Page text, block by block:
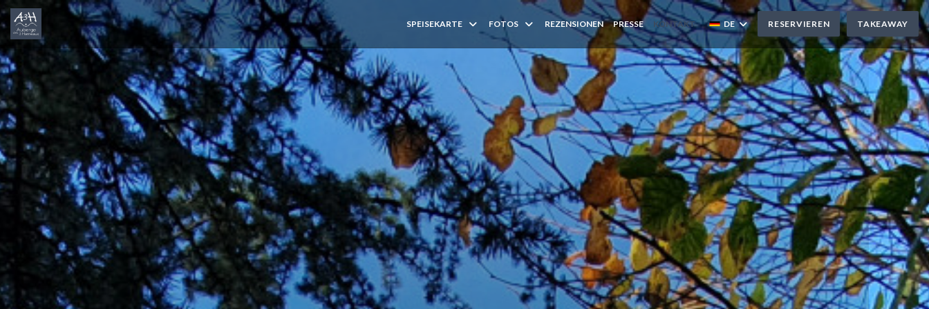
SPEISEKARTE FOTOS REZENSIONEN PRESSE KONTAKT DE RESERVIEREN TAKEAWAY